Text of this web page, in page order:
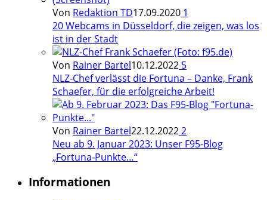
Von Redaktion TD17.09.2020 1
20 Webcams in Düsseldorf, die zeigen, was los
ist in der Stadt
Von Rainer Bartel10.12.2022 5
NLZ-Chef verlässt die Fortuna – Danke, Frank
Schaefer, für die erfolgreiche Arbeit!
Von Rainer Bartel22.12.20222
Neu ab 9. Januar 2023: Unser F95-Blog
„Fortuna-Punkte…“
Informationen